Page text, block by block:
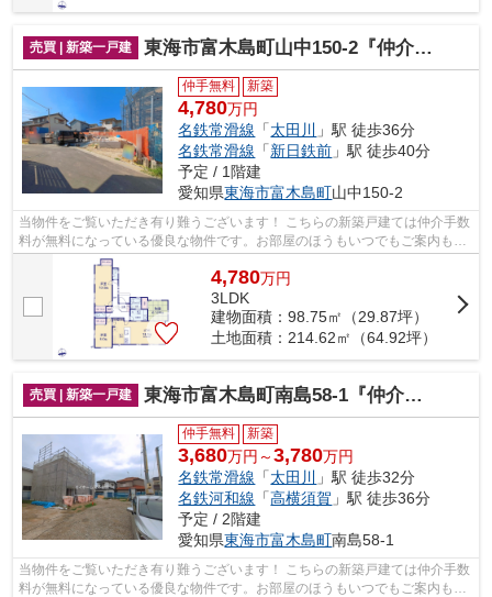
売買 | 新築一戸建 東海市富木島町山中150-2『仲介料無料』新築戸建て
仲手無料 新築
4,780万円
名鉄常滑線 「太田川
」駅 徒歩36分
名鉄常滑線 「新日鉄前 」駅 徒歩40分
予定 / 1階建
愛知県東海市富木島町山中150-2
当物件をご覧いただき有り難うございます！ こちらの新築戸建ては仲介手数
料が無料になっている優良な物件です。お部屋のほうもいつでもご案内もさ
せて頂きますのでお気軽にお問合せ下...
4,780万円
3LDK
建物面積：98.75㎡（29.87坪）
土地面積：214.62㎡（64.92坪）
売買 | 新築一戸建 東海市富木島町南島58-1『仲介料無料』新築戸建て
仲手無料 新築
3,680万円～3,780万円
名鉄常滑線 「太田川
」駅 徒歩32分
名鉄河和線 「高横須賀 」駅 徒歩36分
予定 / 2階建
愛知県東海市富木島町南島58-1
当物件をご覧いただき有り難うございます！ こちらの新築戸建ては仲介手数
料が無料になっている優良な物件です。お部屋のほうもいつでもご案内もさ